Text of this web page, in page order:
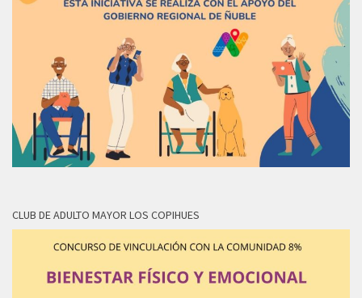
CLUB DE ADULTO MAYOR LOS COPIHUES